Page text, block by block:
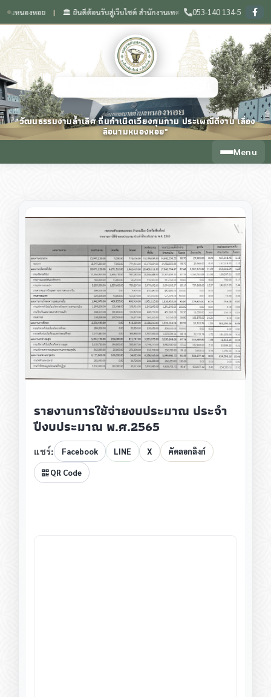
หอย ❙ 🏛️ ยินดีต้อนรับสู่เว็บไซต์ สำนักงานเทศบาลตำบลหนองหอย จังหวัดเชียงใหม่
053-140 134-5
"วัฒนธรรมงามล้ำเลิศ ถิ่นกำเนิดเวียงกุมกาม ประเพณีดีงาม เลื่อง
ลือนามหนองหอย"
Menu
รายงานการใช้จ่ายงบประมาณ ประจำ
ปีงบประมาณ พ.ศ.2565
แชร์: Facebook LINE X คัดลอกลิงก์
QR Code